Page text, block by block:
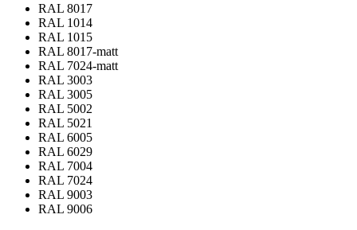
RAL 8017
RAL 1014
RAL 1015
RAL 8017-matt
RAL 7024-matt
RAL 3003
RAL 3005
RAL 5002
RAL 5021
RAL 6005
RAL 6029
RAL 7004
RAL 7024
RAL 9003
RAL 9006